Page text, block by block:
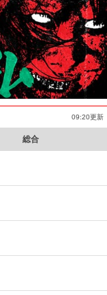
09:20更新
総合